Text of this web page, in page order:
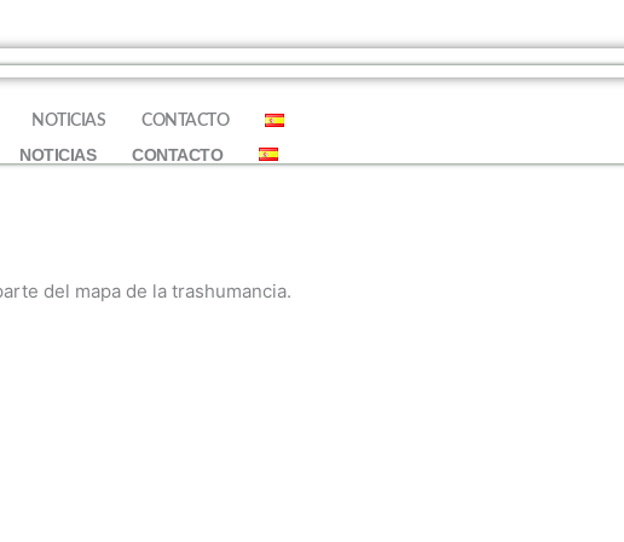
NOTICIAS CONTACTO
NOTICIAS CONTACTO
del mapa de la trashumancia.